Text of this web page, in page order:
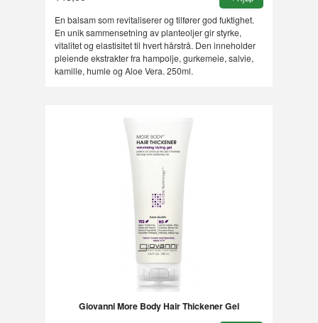
En balsam som revitaliserer og tilfører god fuktighet.
En unik sammensetning av planteoljer gir styrke,
vitalitet og elastisitet til hvert hårstrå. Den inneholder
pleiende ekstrakter fra hampolje, gurkemeie, salvie,
kamille, humle og Aloe Vera. 250ml.
Giovanni More Body Hair Thickener Gel